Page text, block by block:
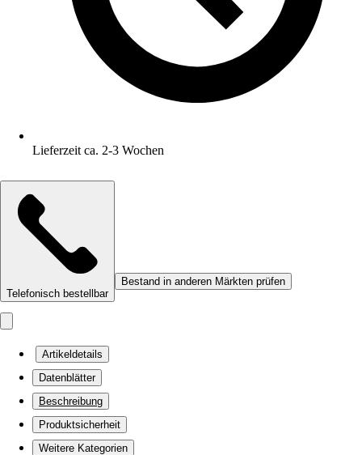
Lieferzeit ca. 2-3 Wochen
Telefonisch bestellbar
Bestand in anderen Märkten prüfen
Artikeldetails
Datenblätter
Beschreibung
Produktsicherheit
Weitere Kategorien